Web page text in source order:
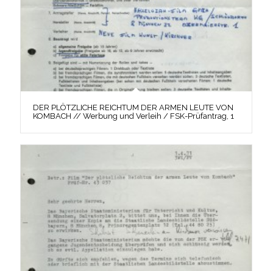
DER PLÖTZLICHE REICHTUM DER ARMEN LEUTE VON
KOMBACH // Werbung und Verleih / FSK-Prüfantrag, 1